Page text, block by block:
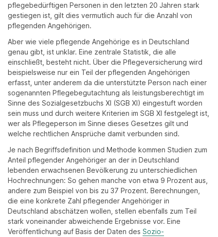
pflegebedürftigen Personen in den letzten 20 Jahren stark
gestiegen ist, gilt dies vermutlich auch für die Anzahl von
pflegenden Angehörigen.
Aber wie viele pflegende Angehörige es in Deutschland
genau gibt, ist unklar. Eine zentrale Statistik, die alle
einschließt, besteht nicht. Über die Pflegeversicherung wird
beispielsweise nur ein Teil der pflegenden Angehörigen
erfasst, unter anderem da die unterstützte Person nach einer
sogenannten Pflegebegutachtung als leistungsberechtigt im
Sinne des Sozialgesetzbuchs XI (SGB XI) eingestuft worden
sein muss und durch weitere Kriterien im SGB XI festgelegt ist,
wer als Pflegeperson im Sinne dieses Gesetzes gilt und
welche rechtlichen Ansprüche damit verbunden sind.
Je nach Begriffsdefinition und Methode kommen Studien zum
Anteil pflegender Angehöriger an der in Deutschland
lebenden erwachsenen Bevölkerung zu unterschiedlichen
Hochrechnungen: So gehen manche von etwa 9 Prozent aus,
andere zum Beispiel von bis zu 37 Prozent. Berechnungen,
die eine konkrete Zahl pflegender Angehöriger in
Deutschland abschätzen wollen, stellen ebenfalls zum Teil
stark voneinander abweichende Ergebnisse vor. Eine
Veröffentlichung auf Basis der Daten des Sozio-